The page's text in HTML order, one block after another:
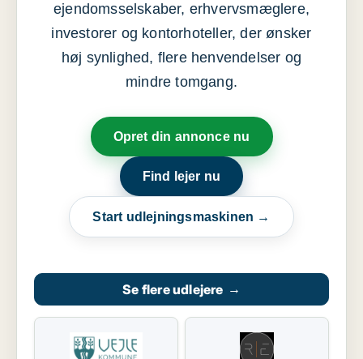
ejendomsselskaber, erhvervsmæglere,
investorer og kontorhoteller, der ønsker
høj synlighed, flere henvendelser og
mindre tomgang.
Opret din annonce nu
Find lejer nu
Start udlejningsmaskinen →
Se flere udlejere →